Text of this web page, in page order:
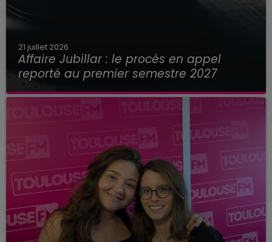
21 juillet 2026
Affaire Jubillar : le procès en appel
reporté au premier semestre 2027